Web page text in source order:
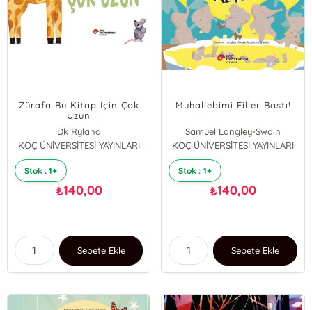
Zürafa Bu Kitap İçin Çok
Uzun
Dk Ryland
KOÇ ÜNİVERSİTESİ YAYINLARI
Stok : 1+
₺140,00
Sepete Ekle
Muhallebimi Filler Bastı!
Samuel Langley-Swain
KOÇ ÜNİVERSİTESİ YAYINLARI
Stok : 1+
₺140,00
Sepete Ekle